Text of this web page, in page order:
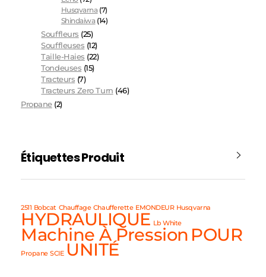
Husqvarna (7)
Shindaiwa (14)
Souffleurs (25)
Souffleuses (12)
Taille-Haies (22)
Tondeuses (15)
Tracteurs (7)
Tracteurs Zero Turn (46)
Propane (2)
Étiquettes Produit
2511 Bobcat Chauffage Chaufferette EMONDEUR Husqvarna
HYDRAULIQUE Lb White
Machine À Pression POUR
Propane SCIE UNITÉ